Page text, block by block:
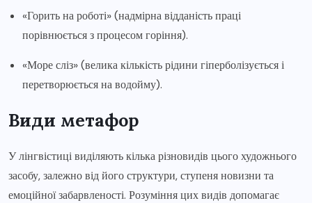
«Горить на роботі» (надмірна відданість праці
порівнюється з процесом горіння).
«Море сліз» (велика кількість рідини гіперболізується і
перетворюється на водойму).
Види метафор
У лінгвістиці виділяють кілька різновидів цього художнього
засобу, залежно від його структури, ступеня новизни та
емоційної забарвленості. Розуміння цих видів допомагає